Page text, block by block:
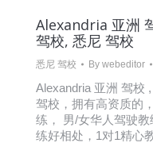
Alexandria 亚洲
驾校, 悉尼 驾校
悉尼 驾校 By webeditor
Alexandria 亚洲 驾校
驾校，拥有高资质的
练， 男/女华人驾驶
练好相处，1对1精心